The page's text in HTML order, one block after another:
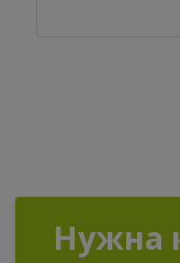
Нужна